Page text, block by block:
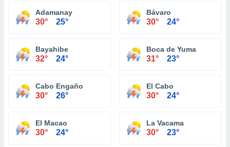
Adamanay
30° 25°
Bávaro
30° 24°
Bayahibe
32° 24°
Boca de Yuma
31° 23°
Cabo Engaño
30° 26°
El Cabo
30° 24°
El Macao
30° 24°
La Vacama
30° 23°